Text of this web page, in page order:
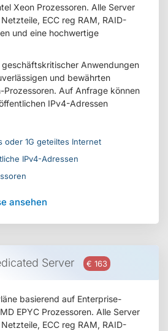
Xeon Prozessoren. Alle Server
ECC reg RAM, RAID-
und eine hochwertige
Anwendungen
und bewährten
Prozessoren. Auf Anfrage können
IPv4-Adressen
oder 1G geteiltes Internet
IPv4-Adressen
ansehen
Server € 163
basierend auf Enterprise-
EPYC Prozessoren. Alle Server
ECC reg RAM, RAID-